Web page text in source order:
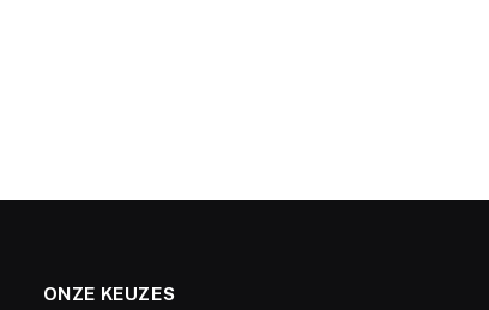
ONZE KEUZES